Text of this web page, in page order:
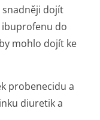
snadněji dojít
ibuprofenu do
mohlo dojít ke
probenecidu a
diuretik a